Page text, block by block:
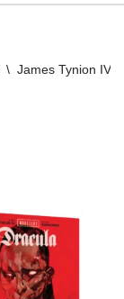
\ James Tynion IV